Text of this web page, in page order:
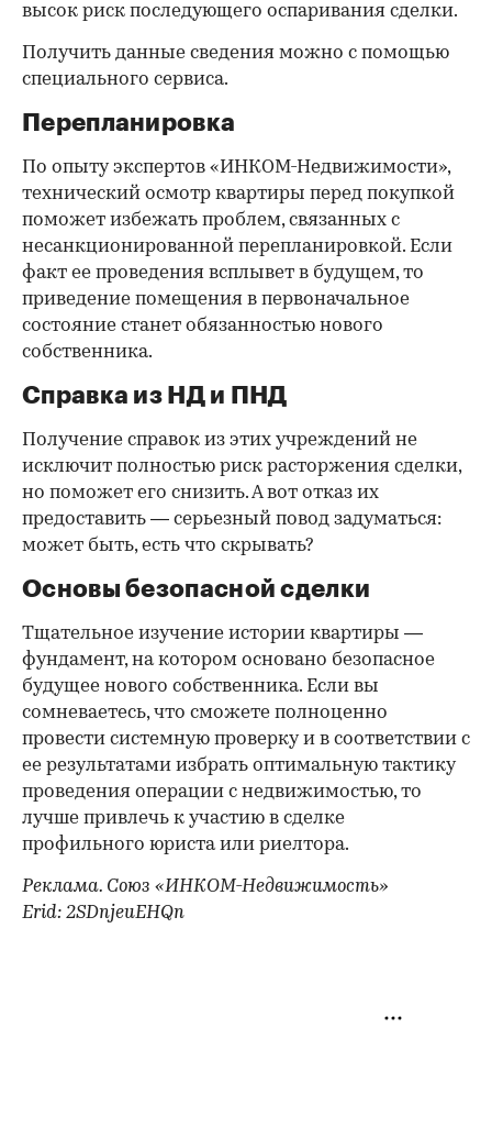
высок риск последующего оспаривания сделки.
Получить данные сведения можно с помощью
специального сервиса.
Перепланировка
По опыту экспертов «ИНКОМ-Недвижимости»,
технический осмотр квартиры перед покупкой
поможет избежать проблем, связанных с
несанкционированной перепланировкой. Если
факт ее проведения всплывет в будущем, то
приведение помещения в первоначальное
состояние станет обязанностью нового
собственника.
Справка из НД и ПНД
Получение справок из этих учреждений не
исключит полностью риск расторжения сделки,
но поможет его снизить. А вот отказ их
предоставить — серьезный повод задуматься:
может быть, есть что скрывать?
Основы безопасной сделки
Тщательное изучение истории квартиры —
фундамент, на котором основано безопасное
будущее нового собственника. Если вы
сомневаетесь, что сможете полноценно
провести системную проверку и в соответствии с
ее результатами избрать оптимальную тактику
проведения операции с недвижимостью, то
лучше привлечь к участию в сделке
профильного юриста или риелтора.
Реклама. Союз «ИНКОМ-Недвижимость»
Erid: 2SDnjeuEHQn